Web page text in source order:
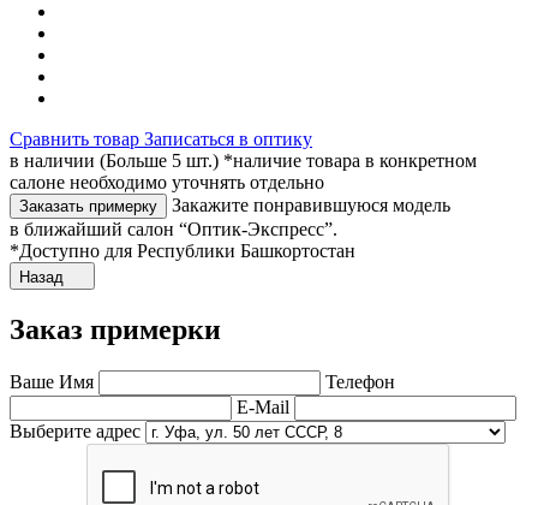
Сравнить товар Записаться в оптику
в наличии (Больше 5 шт.) *наличие товара в конкретном
салоне необходимо уточнять отдельно
Заказать примерку
Закажите понравившуюся модель
в ближайший салон “Оптик-Экспресс”.
*Доступно для Республики Башкортостан
Назад
Заказ примерки
Ваше Имя
Телефон
E-Mail
Выберите адрес